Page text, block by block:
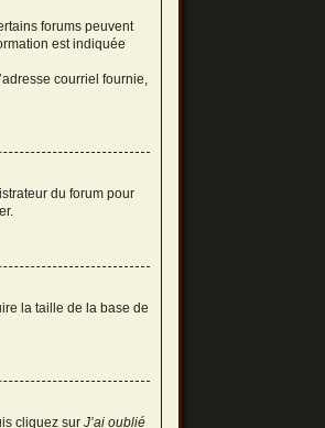
forums peuvent
est indiquée
courriel fournie,
du forum pour
la taille de la base de
cliquez sur J’ai oublié